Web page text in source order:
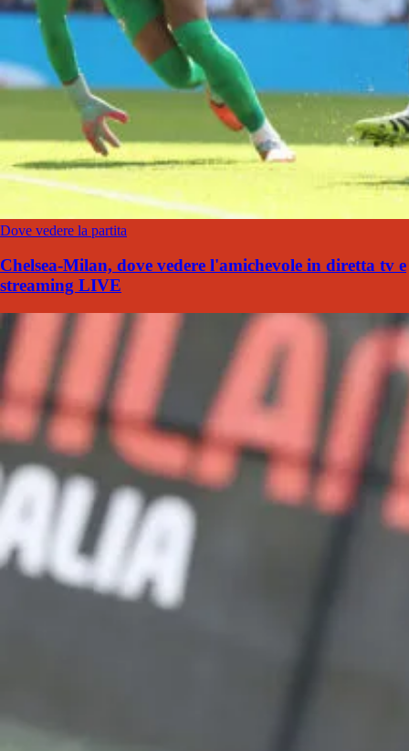
Dove vedere la partita
Chelsea-Milan, dove vedere l'amichevole in diretta tv e
streaming LIVE